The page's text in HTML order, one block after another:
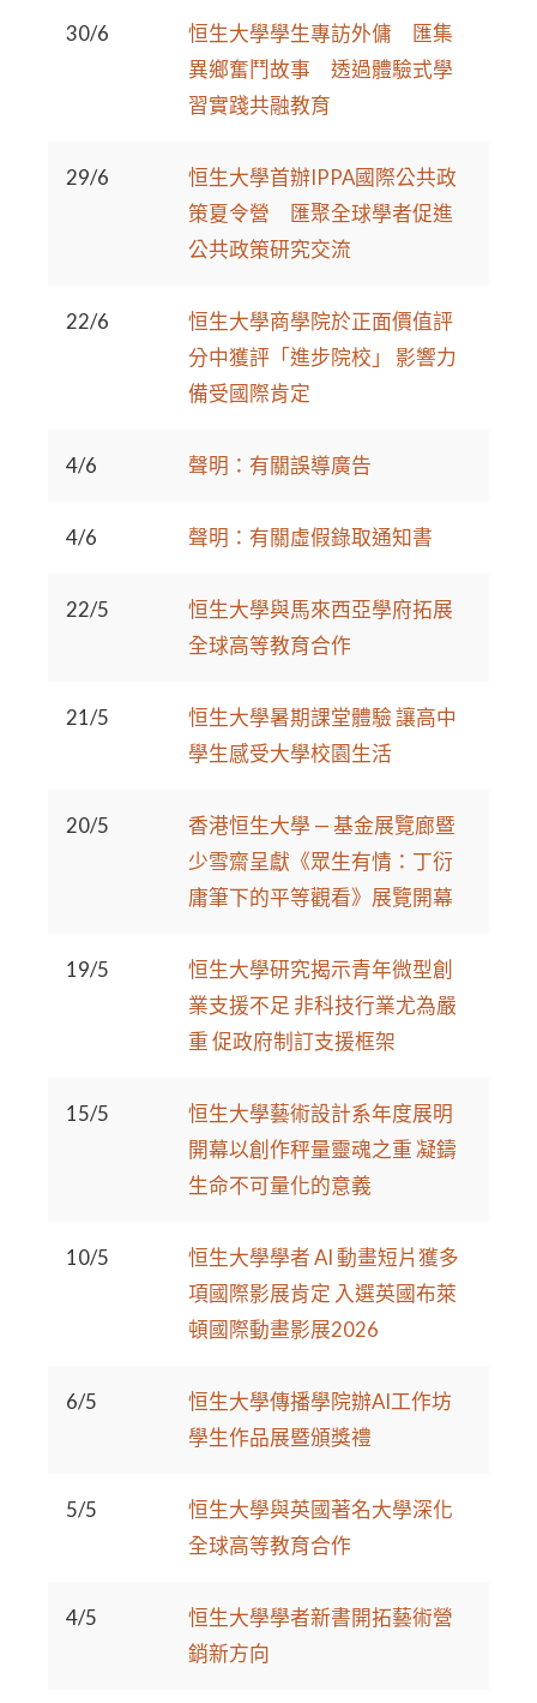
30/6
恒生大學學生專訪外傭 匯集
異鄉奮鬥故事 透過體驗式學
習實踐共融教育
29/6
恒生大學首辦IPPA國際公共政
策夏令營 匯聚全球學者促進
公共政策研究交流
22/6
恒生大學商學院於正面價值評
分中獲評「進步院校」 影響力
備受國際肯定
4/6 聲明：有關誤導廣告
4/6 聲明：有關虛假錄取通知書
22/5
恒生大學與馬來西亞學府拓展
全球高等教育合作
21/5
恒生大學暑期課堂體驗 讓高中
學生感受大學校園生活
20/5
香港恒生大學 — 基金展覽廊暨
少雪齋呈獻《眾生有情：丁衍
庸筆下的平等觀看》展覽開幕
19/5
恒生大學研究揭示青年微型創
業支援不足 非科技行業尤為嚴
重 促政府制訂支援框架
15/5
恒生大學藝術設計系年度展明
開幕以創作秤量靈魂之重 凝鑄
生命不可量化的意義
10/5
恒生大學學者 AI 動畫短片獲多
項國際影展肯定 入選英國布萊
頓國際動畫影展2026
6/5
恒生大學傳播學院辦AI工作坊
學生作品展暨頒獎禮
5/5
恒生大學與英國著名大學深化
全球高等教育合作
4/5
恒生大學學者新書開拓藝術營
銷新方向